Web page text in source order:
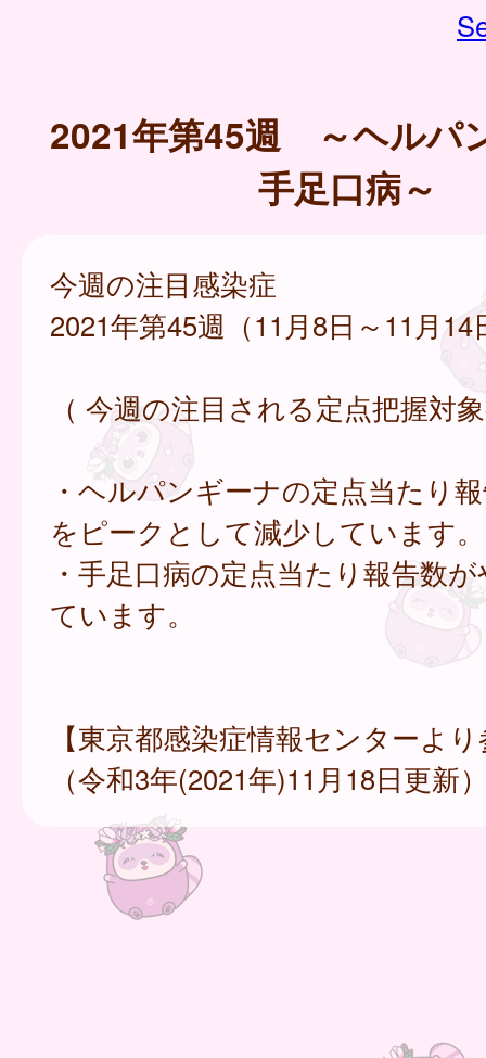
2021年第45週 ～ヘルパ
手足口病～
今週の注目感染症
2021年第45週（11月8日～11月14
（ 今週の注目される定点把握対
・ヘルパンギーナの定点当たり
をピークとして減少しています。
・手足口病の定点当たり報告数
ています。
【東京都感染症情報センターよ
（令和3年(2021年)11月18日更新